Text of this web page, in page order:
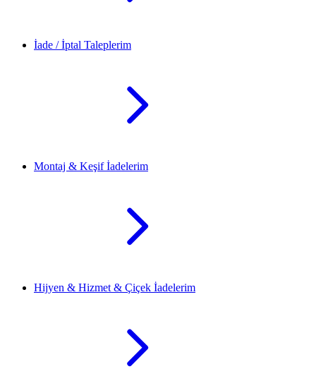
İade / İptal Taleplerim
Montaj & Keşif İadelerim
Hijyen & Hizmet & Çiçek İadelerim